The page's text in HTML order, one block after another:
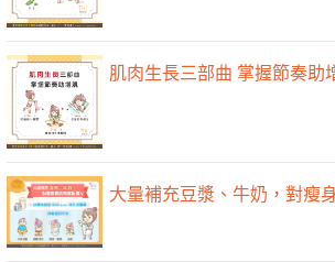
肌肉生長三部曲 掌握節奏助
大量補充豆漿、牛奶，對瘦